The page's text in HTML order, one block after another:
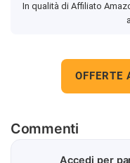
In qualità di Affiliato
OFFERTE
Commenti
Accedi per